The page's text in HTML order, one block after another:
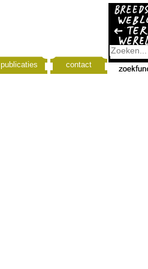
publicaties contact